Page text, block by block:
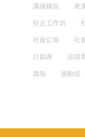
溝通輔具 漸
社企工作坊
社會企業 社
計劃書 諾貝
講座 過動症